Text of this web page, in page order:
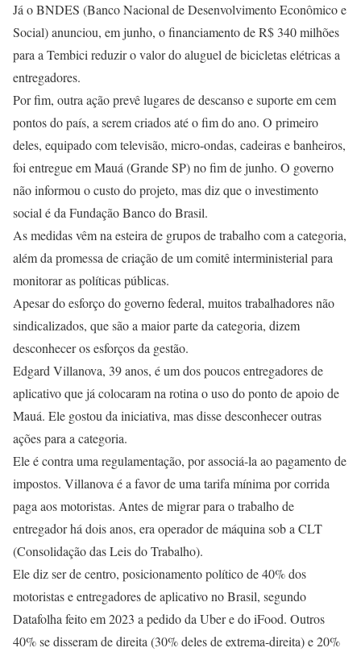
Já o BNDES (Banco Nacional de Desenvolvimento Econômico e
Social) anunciou, em junho, o financiamento de R$ 340 milhões
para a Tembici reduzir o valor do aluguel de bicicletas elétricas a
entregadores.
Por fim, outra ação prevê lugares de descanso e suporte em cem
pontos do país, a serem criados até o fim do ano. O primeiro
deles, equipado com televisão, micro-ondas, cadeiras e banheiros,
foi entregue em Mauá (Grande SP) no fim de junho. O governo
não informou o custo do projeto, mas diz que o investimento
social é da Fundação Banco do Brasil.
As medidas vêm na esteira de grupos de trabalho com a categoria,
além da promessa de criação de um comitê interministerial para
monitorar as políticas públicas.
Apesar do esforço do governo federal, muitos trabalhadores não
sindicalizados, que são a maior parte da categoria, dizem
desconhecer os esforços da gestão.
Edgard Villanova, 39 anos, é um dos poucos entregadores de
aplicativo que já colocaram na rotina o uso do ponto de apoio de
Mauá. Ele gostou da iniciativa, mas disse desconhecer outras
ações para a categoria.
Ele é contra uma regulamentação, por associá-la ao pagamento de
impostos. Villanova é a favor de uma tarifa mínima por corrida
paga aos motoristas. Antes de migrar para o trabalho de
entregador há dois anos, era operador de máquina sob a CLT
(Consolidação das Leis do Trabalho).
Ele diz ser de centro, posicionamento político de 40% dos
motoristas e entregadores de aplicativo no Brasil, segundo
Datafolha feito em 2023 a pedido da Uber e do iFood. Outros
40% se disseram de direita (30% deles de extrema-direita) e 20%